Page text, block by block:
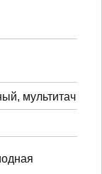
мультитач